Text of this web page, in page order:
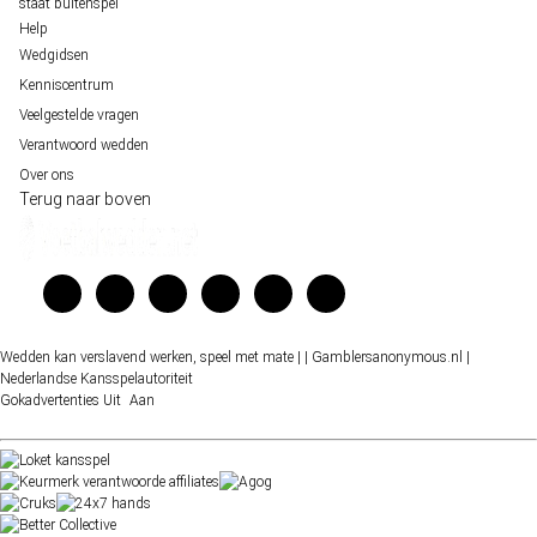
Help
Wedgidsen
Kenniscentrum
Veelgestelde vragen
Verantwoord wedden
Over ons
Terug naar boven
Wedden kan verslavend werken, speel met mate | | Gamblersanonymous.nl |
Nederlandse Kansspelautoriteit
Gokadvertenties Uit Aan